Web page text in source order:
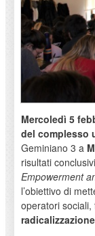
Mercoledì 5
del complesso
Geminiano 3 a
risultati
Empowerment
l’obiettivo di
operatori